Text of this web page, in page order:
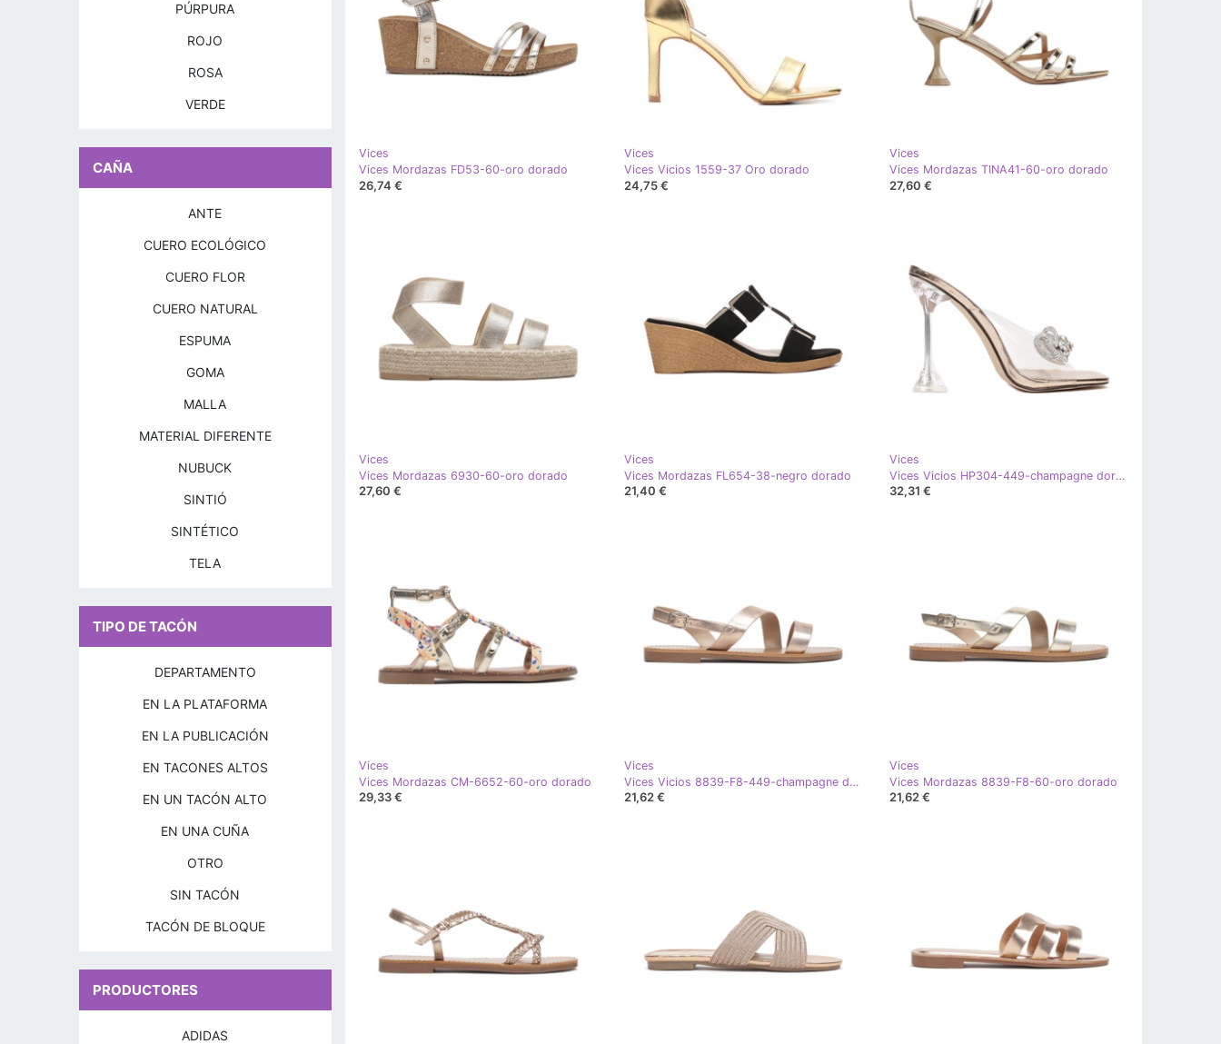
Vices
Vices Mordazas FD53-60-oro dorado
26,74 €
Vices
Vices Vicios 1559-37 Oro dorado
24,75 €
Vices
Vices Mordazas TINA41-60-oro dorado
27,60 €
Vices
Vices Mordazas 6930-60-oro dorado
27,60 €
Vices
Vices Mordazas FL654-38-negro dorado
21,40 €
Vices
Vices Vicios HP304-449-champagne dorado
32,31 €
Vices
Vices Mordazas CM-6652-60-oro dorado
29,33 €
Vices
Vices Vicios 8839-F8-449-champagne dorado
21,62 €
Vices
Vices Mordazas 8839-F8-60-oro dorado
21,62 €
PÚRPURA
ROJO
ROSA
VERDE
CAÑA
ANTE
CUERO ECOLÓGICO
CUERO FLOR
CUERO NATURAL
ESPUMA
GOMA
MALLA
MATERIAL DIFERENTE
NUBUCK
SINTIÓ
SINTÉTICO
TELA
TIPO DE TACÓN
DEPARTAMENTO
EN LA PLATAFORMA
EN LA PUBLICACIÓN
EN TACONES ALTOS
EN UN TACÓN ALTO
EN UNA CUÑA
OTRO
SIN TACÓN
TACÓN DE BLOQUE
PRODUCTORES
ADIDAS